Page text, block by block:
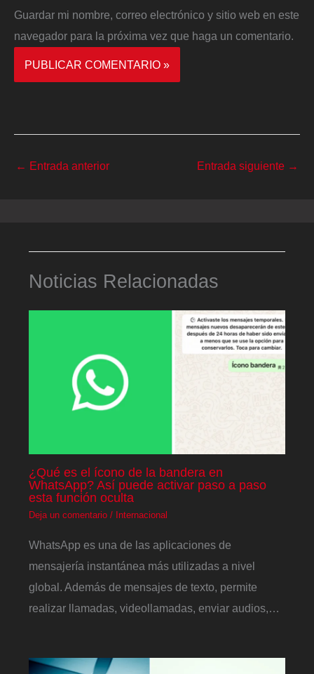
Guardar mi nombre, correo electrónico y sitio web en este
navegador para la próxima vez que haga un comentario.
← Entrada anterior Entrada siguiente →
Noticias Relacionadas
¿Qué es el ícono de la bandera en
WhatsApp? Así puede activar paso a paso
esta función oculta
Deja un comentario / Internacional
WhatsApp es una de las aplicaciones de
mensajería instantánea más utilizadas a nivel
global. Además de mensajes de texto, permite
realizar llamadas, videollamadas, enviar audios,…